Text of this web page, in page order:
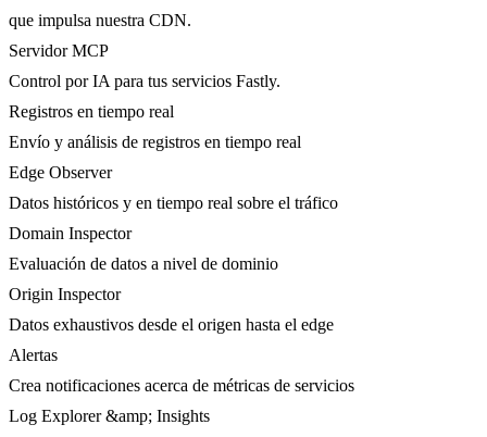
que impulsa nuestra CDN.
Servidor MCP
Control por IA para tus servicios Fastly.
Registros en tiempo real
Envío y análisis de registros en tiempo real
Edge Observer
Datos históricos y en tiempo real sobre el tráfico
Domain Inspector
Evaluación de datos a nivel de dominio
Origin Inspector
Datos exhaustivos desde el origen hasta el edge
Alertas
Crea notificaciones acerca de métricas de servicios
Log Explorer &amp; Insights